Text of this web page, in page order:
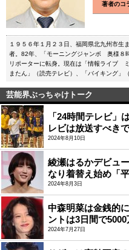
著者のコ
１９５６年１月２３日、福岡県北九州市生
者。82年、「モーニングジャンボ 奥様８
リポーターに転身。現在は「情報ライブ
またん」（読売テレビ）、「バイキング」
芸能界ぶっちゃけトーク
「24時間テレビ
レビは放送すべき
2024年8月10日
綾瀬はるかデビュ
なり着替え始め「
2024年8月3日
中森明菜は金銭的
ントは3日間で5000
2024年7月27日